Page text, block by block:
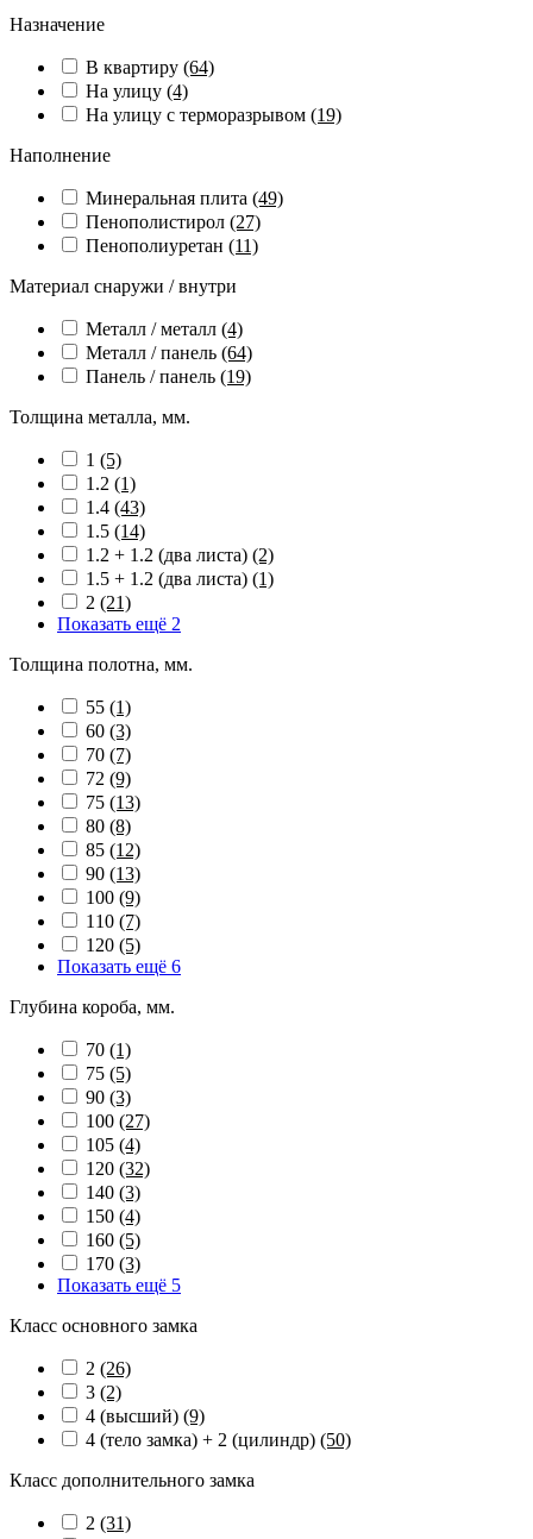
Назначение
В квартиру (64)
На улицу (4)
На улицу с терморазрывом (19)
Наполнение
Минеральная плита (49)
Пенополистирол (27)
Пенополиуретан (11)
Материал снаружи / внутри
Металл / металл (4)
Металл / панель (64)
Панель / панель (19)
Толщина металла, мм.
1 (5)
1.2 (1)
1.4 (43)
1.5 (14)
1.2 + 1.2 (два листа) (2)
1.5 + 1.2 (два листа) (1)
2 (21)
Показать ещё 2
Толщина полотна, мм.
55 (1)
60 (3)
70 (7)
72 (9)
75 (13)
80 (8)
85 (12)
90 (13)
100 (9)
110 (7)
120 (5)
Показать ещё 6
Глубина короба, мм.
70 (1)
75 (5)
90 (3)
100 (27)
105 (4)
120 (32)
140 (3)
150 (4)
160 (5)
170 (3)
Показать ещё 5
Класс основного замка
2 (26)
3 (2)
4 (высший) (9)
4 (тело замка) + 2 (цилиндр) (50)
Класс дополнительного замка
2 (31)